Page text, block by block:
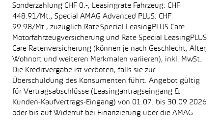
Sonderzahlung CHF 0.-, Leasingrate Fahrzeug: CHF
448.91/Mt., Special AMAG Advanced PLUS: CHF
99.98/Mt., zuzüglich Rate Special LeasingPLUS Care
Motorfahrzeugversicherung und Rate Special LeasingPLUS
Care Ratenversicherung (können je nach Geschlecht, Alter,
Wohnort und weiteren Merkmalen variieren), inkl. MwSt.
Die Kreditvergabe ist verboten, falls sie zur
Überschuldung des Konsumenten führt. Angebot gültig
für Vertragsabschlüsse (Leasingantragseingang &
Kunden-Kaufvertrags-Eingang) von 01.07. bis 30.09.2026
oder bis auf Widerruf bei Finanzierung über die AMAG